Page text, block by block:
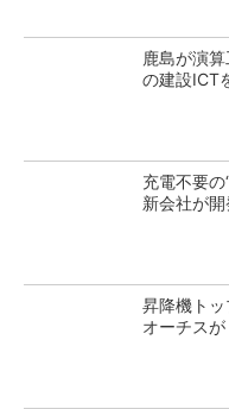
鹿島が演
の建設ICT
充電不要
新会社が開
昇降機ト
オーチス